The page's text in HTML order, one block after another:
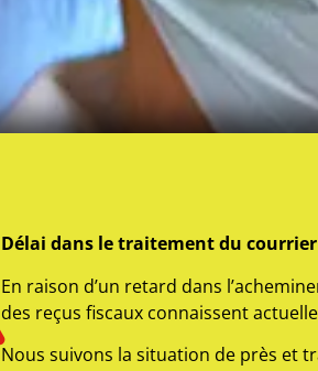
Délai dans le traitement du
En raison d’un retard dans
des reçus fiscaux connaissent
Nous suivons la situation de près et